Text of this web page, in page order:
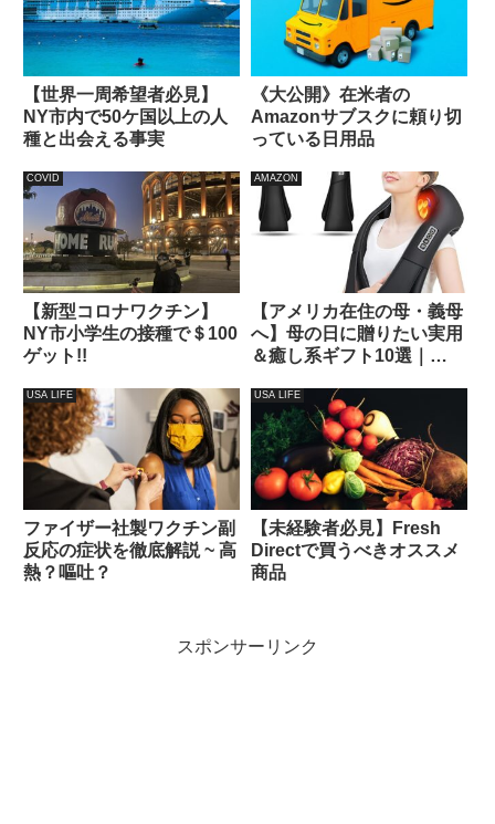
【世界一周希望者必見】
NY市内で50ケ国以上の人
種と出会える事実
《大公開》在米者の
Amazonサブスクに頼り切
っている日用品
COVID
【新型コロナワクチン】
NY市小学生の接種で＄100
ゲット!!
AMAZON
【アメリカ在住の母・義母
へ】母の日に贈りたい実用
＆癒し系ギフト10選｜
まとめ【2025年版】
USA LIFE
ファイザー社製ワクチン副
反応の症状を徹底解説 ~ 高
熱？嘔吐？
USA LIFE
【未経験者必見】Fresh
Directで買うべきオススメ
商品
スポンサーリンク